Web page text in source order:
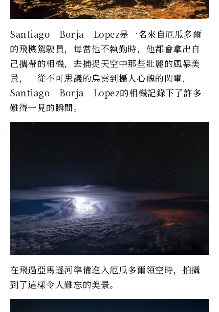
Santiago Borja Lopez是一名來自厄瓜多爾
的飛機駕駛員，每當他不執勤時，他都會拿出自
己攜帶的相機，去捕捉天空中那些壯麗的風暴美
景， 從不可思議的烏雲到攝人心魄的閃電，
Santiago Borja Lopez的相機記錄下了許多
難得一見的瞬間。
在飛過亞馬遜河準備進入厄瓜多爾領空時，拍攝
到了這樣令人難忘的美景。